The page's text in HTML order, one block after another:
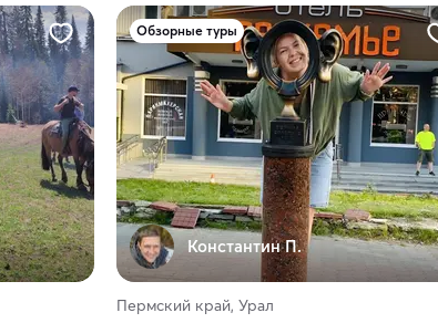
Обзорные туры
Константин П.
Пермский край, Урал